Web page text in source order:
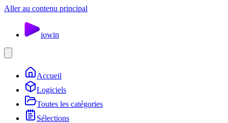
Aller au contenu principal
iowin
Accueil
Logiciels
Toutes les catégories
Sélections